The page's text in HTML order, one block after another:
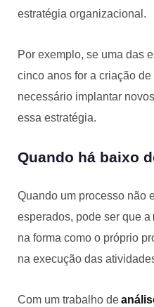
estratégia organizacional.
Por exemplo, se uma das
cinco anos for a criação
necessário implantar
essa estratégia.
Quando há baixo
Quando um processo não
esperados, pode ser que a
na forma como o próprio
na execução das
Com um trabalho de